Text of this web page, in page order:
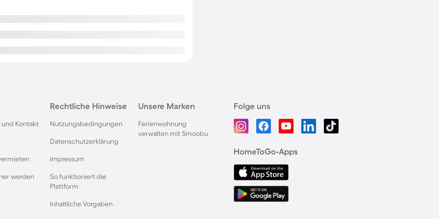
Kontakt
werden
Rechtliche Hinweise
Nutzungsbedingungen
Datenschutzerklärung
Impressum
So funktioniert die
Plattform
Inhaltliche Vorgaben
Unsere Marken
Ferienwohnung
verwalten mit Smoobu
Folge uns
HomeToGo-Apps